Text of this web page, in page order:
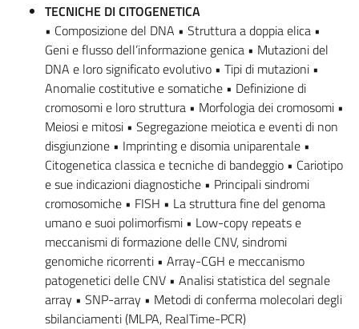
TECNICHE DI CITOGENETICA
• Composizione del DNA • Struttura a doppia elica •
Geni e flusso dell’informazione genica • Mutazioni del
DNA e loro significato evolutivo • Tipi di mutazioni •
Anomalie costitutive e somatiche • Definizione di
cromosomi e loro struttura • Morfologia dei cromosomi •
Meiosi e mitosi • Segregazione meiotica e eventi di non
disgiunzione • Imprinting e disomia uniparentale •
Citogenetica classica e tecniche di bandeggio • Cariotipo
e sue indicazioni diagnostiche • Principali sindromi
cromosomiche • FISH • La struttura fine del genoma
umano e suoi polimorfismi • Low-copy repeats e
meccanismi di formazione delle CNV, sindromi
genomiche ricorrenti • Array-CGH e meccanismo
patogenetici delle CNV • Analisi statistica del segnale
array • SNP-array • Metodi di conferma molecolari degli
sbilanciamenti (MLPA, RealTime-PCR)